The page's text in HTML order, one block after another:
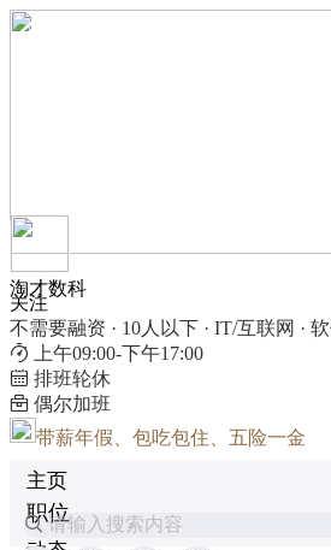
淘才数科
关注
不需要融资 · 10人以下 · IT/互联网 ·
上午09:00-下午17:00
排班轮休
偶尔加班
带薪年假、包吃包住、五险一金
主页
职位请输入搜索内容